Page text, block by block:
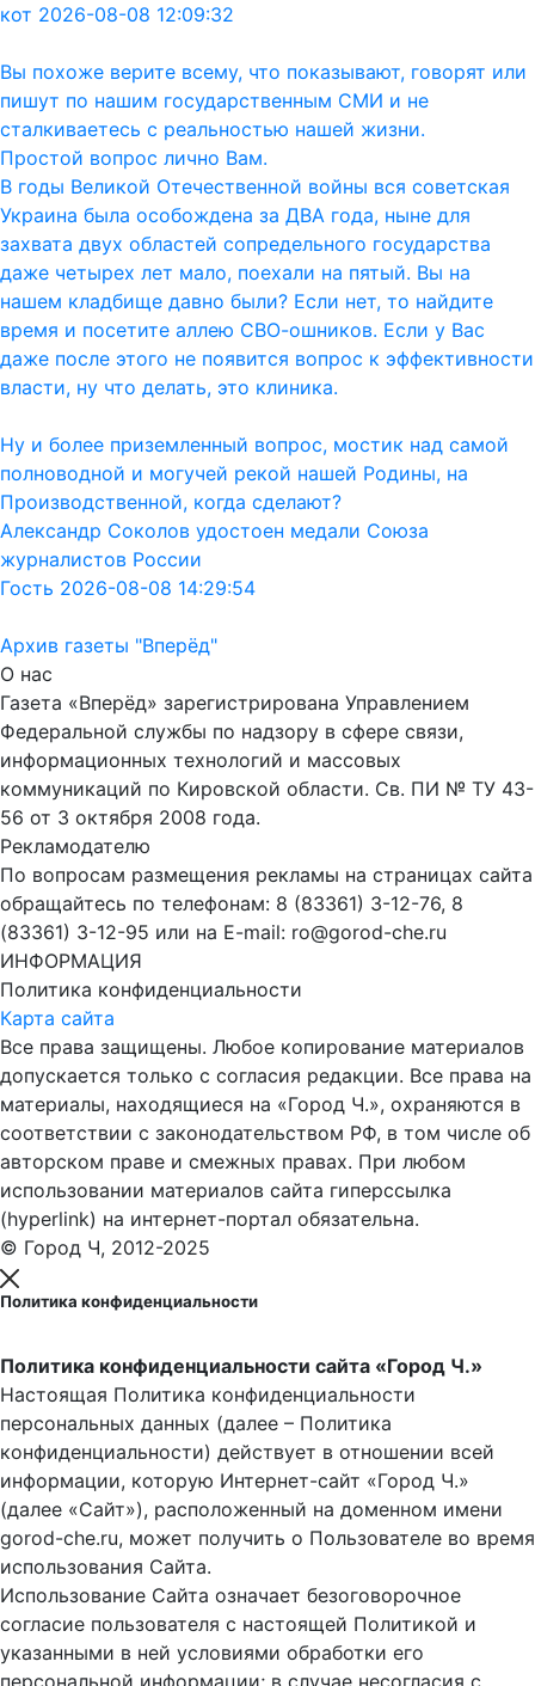
кот 2026-08-08 12:09:32
Вы похоже верите всему, что показывают, говорят или
пишут по нашим государственным СМИ и не
сталкиваетесь с реальностью нашей жизни.
Простой вопрос лично Вам.
В годы Великой Отечественной войны вся советская
Украина была особождена за ДВА года, ныне для
захвата двух областей сопредельного государства
даже четырех лет мало, поехали на пятый. Вы на
нашем кладбище давно были? Если нет, то найдите
время и посетите аллею СВО-ошников. Если у Вас
даже после этого не появится вопрос к эффективности
власти, ну что делать, это клиника.
Ну и более приземленный вопрос, мостик над самой
полноводной и могучей рекой нашей Родины, на
Производственной, когда сделают?
Александр Соколов удостоен медали Союза
журналистов России
Гость 2026-08-08 14:29:54
Архив газеты "Вперёд"
О нас
Газета «Вперёд» зарегистрирована Управлением
Федеральной службы по надзору в сфере связи,
информационных технологий и массовых
коммуникаций по Кировской области. Св. ПИ № ТУ 43-
56 от 3 октября 2008 года.
Рекламодателю
По вопросам размещения рекламы на страницах сайта
обращайтесь по телефонам: 8 (83361) 3-12-76, 8
(83361) 3-12-95 или на E-mail: ro@gorod-che.ru
ИНФОРМАЦИЯ
Политика конфиденциальности
Карта сайта
Все права защищены. Любое копирование материалов
допускается только с согласия редакции. Все права на
материалы, находящиеся на «Город Ч.», охраняются в
соответствии с законодательством РФ, в том числе об
авторском праве и смежных правах. При любом
использовании материалов сайта гиперссылка
(hyperlink) на интернет-портал обязательна.
© Город Ч, 2012-2025
Политика конфиденциальности
Политика конфиденциальности сайта «Город Ч.»
Настоящая Политика конфиденциальности
персональных данных (далее – Политика
конфиденциальности) действует в отношении всей
информации, которую Интернет-сайт «Город Ч.»
(далее «Сайт»), расположенный на доменном имени
gorod-che.ru, может получить о Пользователе во время
использования Cайта.
Использование Сайта означает безоговорочное
согласие пользователя с настоящей Политикой и
указанными в ней условиями обработки его